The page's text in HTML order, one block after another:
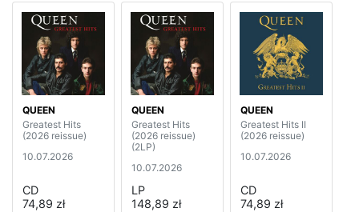
QUEEN
Greatest Hits
(2026 reissue)
10.07.2026
CD
74,89 zł
QUEEN
Greatest Hits
(2026 reissue)
(2LP)
10.07.2026
LP
148,89 zł
QUEEN
Greatest Hits II
(2026 reissue)
10.07.2026
CD
74,89 zł